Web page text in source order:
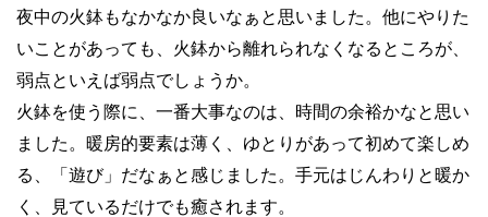
夜中の火鉢もなかなか良いなぁと思いました。他にやりた
いことがあっても、火鉢から離れられなくなるところが、
弱点といえば弱点でしょうか。
火鉢を使う際に、一番大事なのは、時間の余裕かなと思い
ました。暖房的要素は薄く、ゆとりがあって初めて楽しめ
る、「遊び」だなぁと感じました。手元はじんわりと暖か
く、見ているだけでも癒されます。